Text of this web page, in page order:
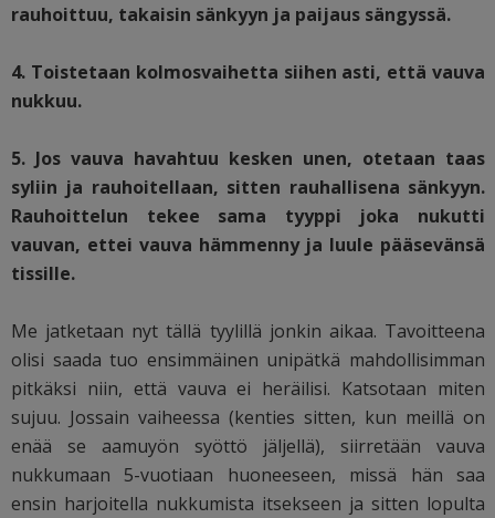
rauhoittuu, takaisin sänkyyn ja paijaus sängyssä.
4. Toistetaan kolmosvaihetta siihen asti, että vauva
nukkuu.
5. Jos vauva havahtuu kesken unen, otetaan taas
syliin ja rauhoitellaan, sitten rauhallisena sänkyyn.
Rauhoittelun tekee sama tyyppi joka nukutti
vauvan, ettei vauva hämmenny ja luule pääsevänsä
tissille.
Me jatketaan nyt tällä tyylillä jonkin aikaa. Tavoitteena
olisi saada tuo ensimmäinen unipätkä mahdollisimman
pitkäksi niin, että vauva ei heräilisi. Katsotaan miten
sujuu. Jossain vaiheessa (kenties sitten, kun meillä on
enää se aamuyön syöttö jäljellä), siirretään vauva
nukkumaan 5-vuotiaan huoneeseen, missä hän saa
ensin harjoitella nukkumista itsekseen ja sitten lopulta